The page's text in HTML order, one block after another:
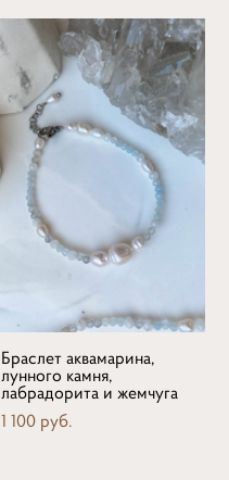
Браслет аквамарина,
лунного камня,
лабрадорита и жемчуга
1 100 pуб.